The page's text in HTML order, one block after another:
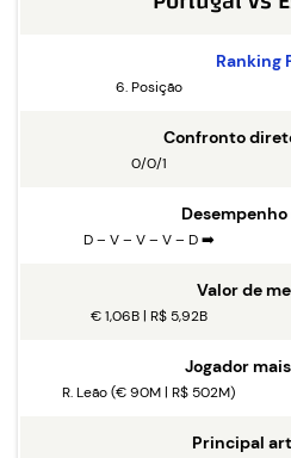
Ranking
6. Posição
Confronto
0/0/1
D – V – V – V – D ➡️
Valor de
€ 1,06B | R$ 5,92B
Jogador
R. Leão (€ 90M | R$ 502M)
Principal